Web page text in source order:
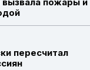
пересчитал